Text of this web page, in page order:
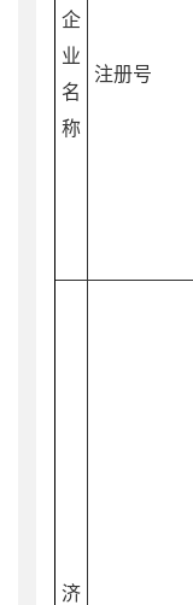
企
业
名
称
注册号
济